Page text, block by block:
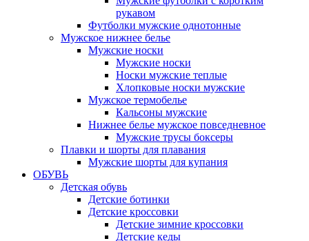
рукавом
Футболки мужские однотонные
Мужское нижнее белье
Мужские носки
Мужские носки
Носки мужские теплые
Хлопковые носки мужские
Мужское термобелье
Кальсоны мужские
Нижнее белье мужское повседневное
Мужские трусы боксеры
Плавки и шорты для плавания
Мужские шорты для купания
ОБУВЬ
Детская обувь
Детские ботинки
Детские кроссовки
Детские зимние кроссовки
Детские кеды